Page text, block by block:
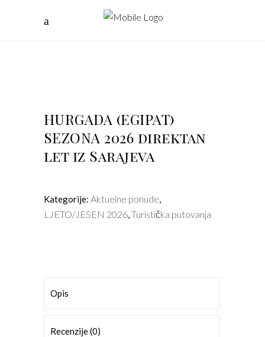
HURGADA (EGIPAT)
SEZONA 2026 direktan
let iz Sarajeva
Kategorije: Aktuelne ponude,
LJETO/JESEN 2026,Turistička putovanja
Opis
Recenzije (0)